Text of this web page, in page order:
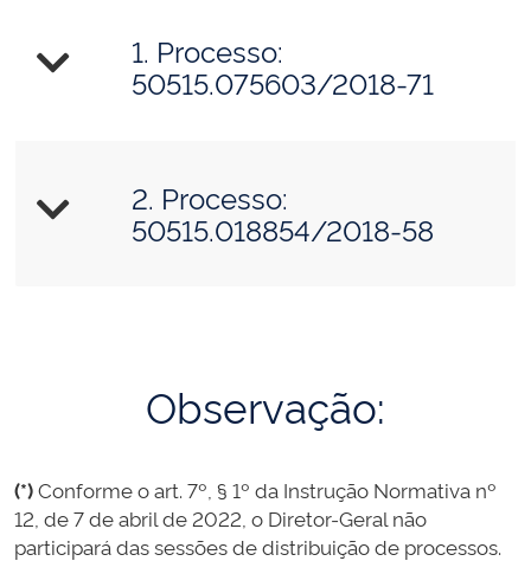
1. Processo:
50515.075603/2018-71
2. Processo:
50515.018854/2018-58
Observação:
(*)Conforme o art. 7º, § 1º da Instrução Normativa nº
12, de 7 de abril de 2022, o Diretor-Geral não
participará das sessões de distribuição de processos.